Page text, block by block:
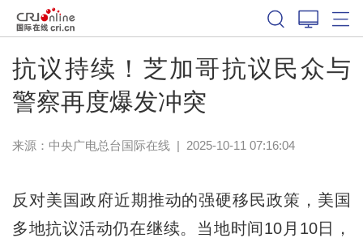
抗议持续！芝加哥抗议民众与
警察再度爆发冲突
来源：中央广电总台国际在线| 2025-10-11 07:16:04
反对美国政府近期推动的强硬移民政策，美国
多地抗议活动仍在继续。当地时间10月10日，